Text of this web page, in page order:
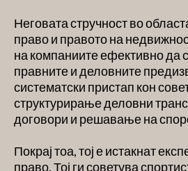
Неговата стручност во
право и правото на
на компаниите ефективно да
правните и деловните
систематски пристап кон
структурирање деловни
договори и решавање на
Покрај тоа, тој е истакнат
право. Тој ги советува